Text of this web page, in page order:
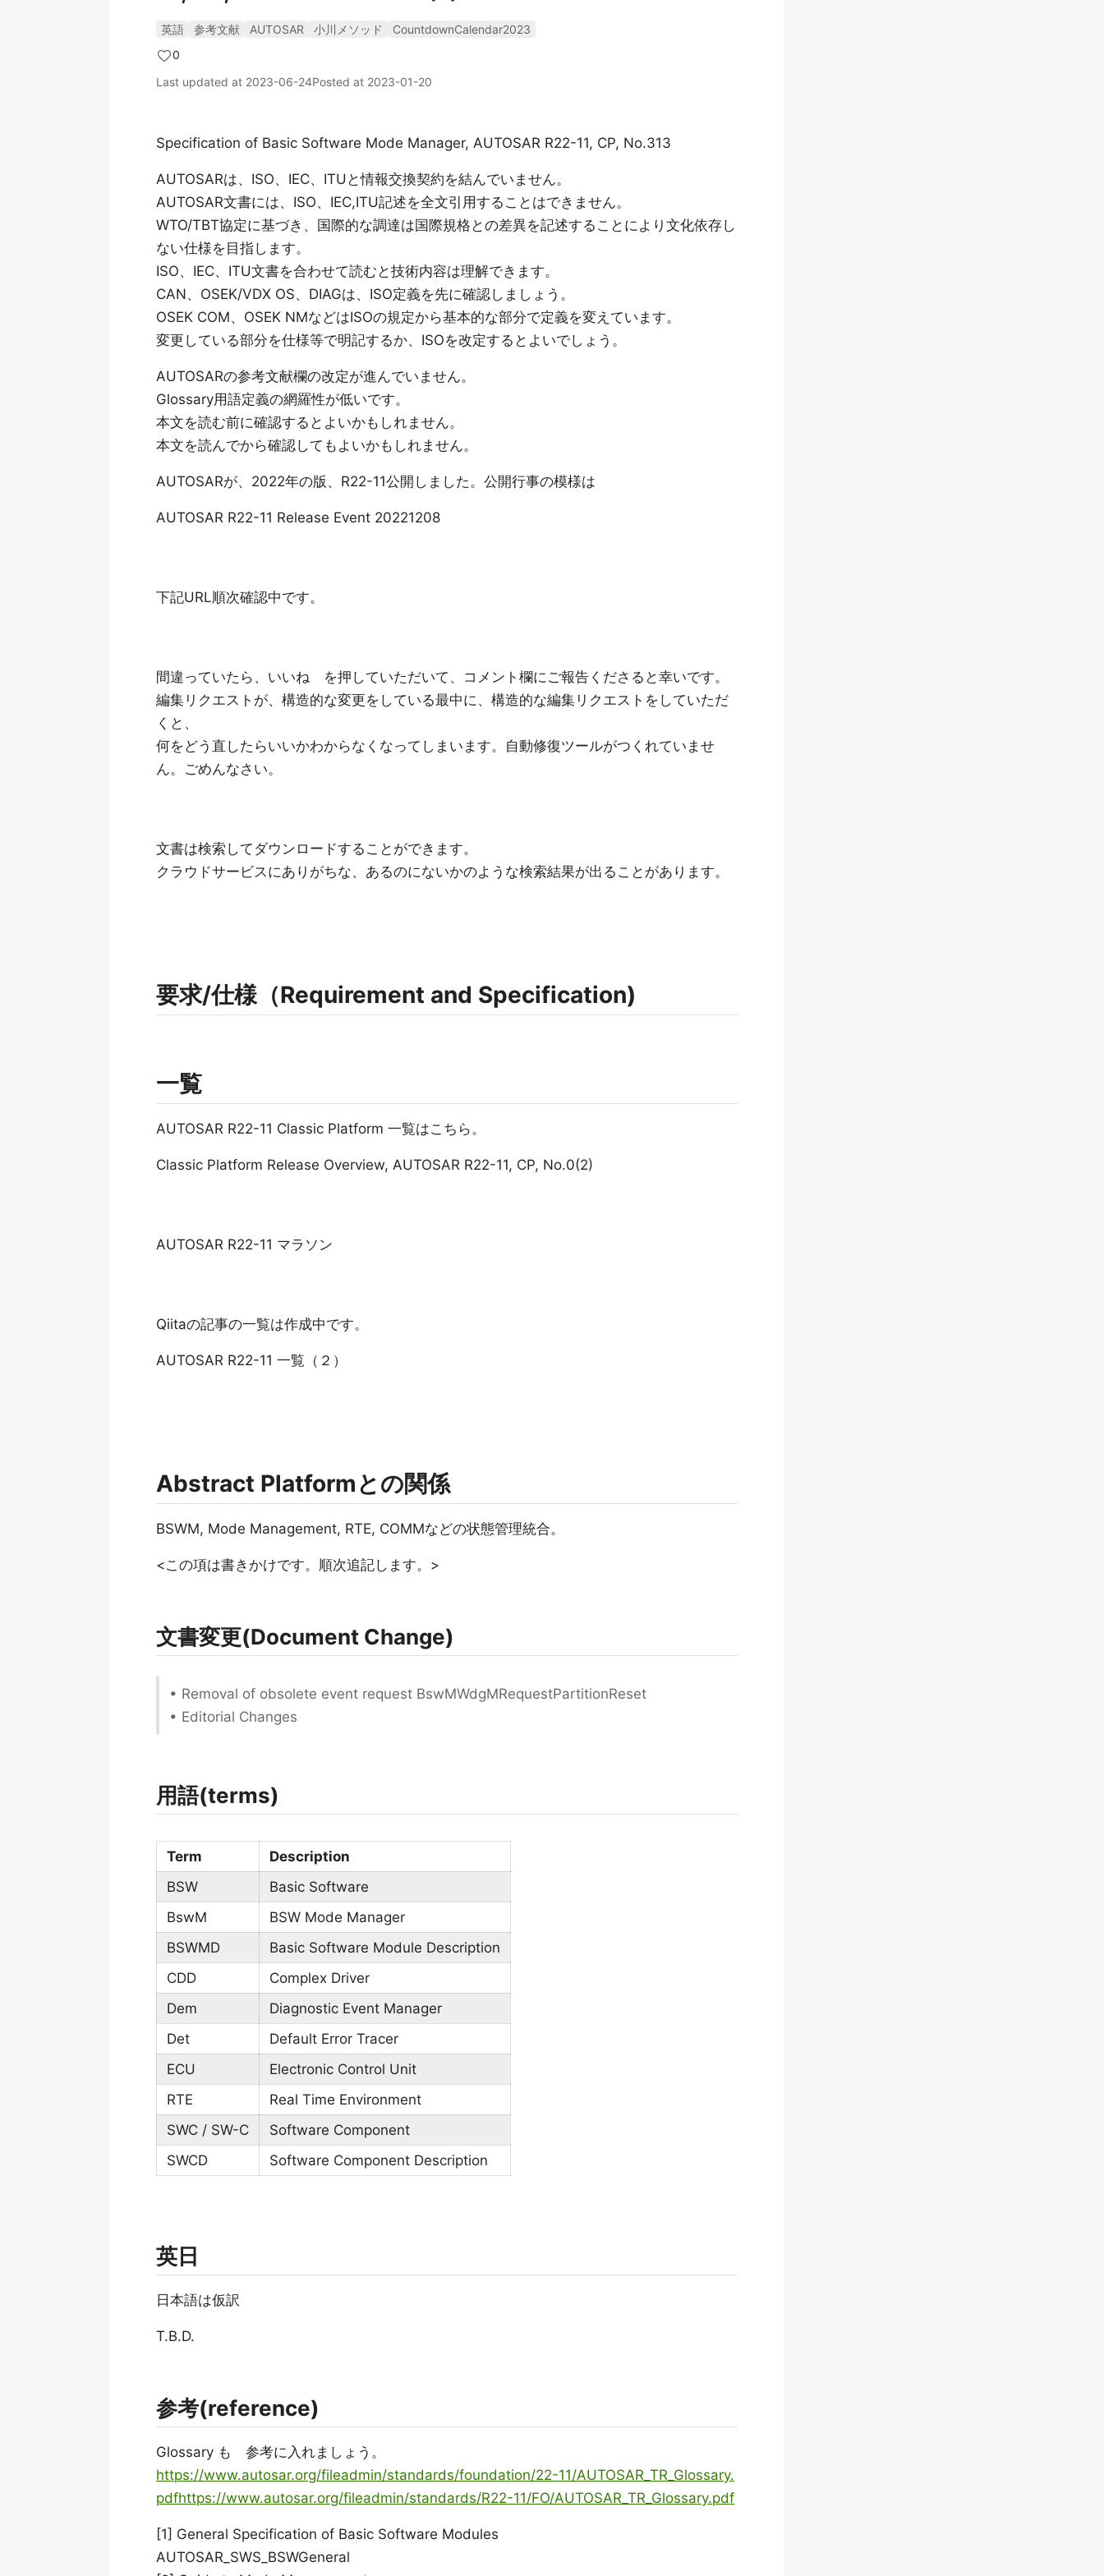
英語 参考文献 AUTOSAR 小川メソッド
CountdownCalendar2023
0
Last updated at 2023-06-24Posted at 2023-01-20
Specification of Basic Software Mode Manager, AUTOSAR R22-11, CP, No.313
AUTOSARは、ISO、IEC、ITUと情報交換契約を結んでいません。
AUTOSAR文書には、ISO、IEC,ITU記述を全文引用することはできません。
WTO/TBT協定に基づき、国際的な調達は国際規格との差異を記述することにより文化依存し
ない仕様を目指します。
ISO、IEC、ITU文書を合わせて読むと技術内容は理解できます。
CAN、OSEK/VDX OS、DIAGは、ISO定義を先に確認しましょう。
OSEK COM、OSEK NMなどはISOの規定から基本的な部分で定義を変えています。
変更している部分を仕様等で明記するか、ISOを改定するとよいでしょう。
AUTOSARの参考文献欄の改定が進んでいません。
Glossary用語定義の網羅性が低いです。
本文を読む前に確認するとよいかもしれません。
本文を読んでから確認してもよいかもしれません。
AUTOSARが、2022年の版、R22-11公開しました。公開行事の模様は
AUTOSAR R22-11 Release Event 20221208
下記URL順次確認中です。
間違っていたら、いいね を押していただいて、コメント欄にご報告くださると幸いです。
編集リクエストが、構造的な変更をしている最中に、構造的な編集リクエストをしていただ
くと、
何をどう直したらいいかわからなくなってしまいます。自動修復ツールがつくれていませ
ん。ごめんなさい。
文書は検索してダウンロードすることができます。
クラウドサービスにありがちな、あるのにないかのような検索結果が出ることがあります。
要求/仕様（Requirement and Specification)
一覧
AUTOSAR R22-11 Classic Platform 一覧はこちら。
Classic Platform Release Overview, AUTOSAR R22-11, CP, No.0(2)
AUTOSAR R22-11 マラソン
Qiitaの記事の一覧は作成中です。
AUTOSAR R22-11 一覧（２）
Abstract Platformとの関係
BSWM, Mode Management, RTE, COMMなどの状態管理統合。
<この項は書きかけです。順次追記します。>
文書変更(Document Change)
• Removal of obsolete event request BswMWdgMRequestPartitionReset
• Editorial Changes
用語(terms)
Term
Description
BSW
Basic Software
BswM
BSW Mode Manager
BSWMD
Basic Software Module Description
CDD
Complex Driver
Dem
Diagnostic Event Manager
Det
Default Error Tracer
ECU
Electronic Control Unit
RTE
Real Time Environment
SWC / SW-C
Software Component
SWCD
Software Component Description
英日
日本語は仮訳
T.B.D.
参考(reference)
Glossary も 参考に入れましょう。
https://www.autosar.org/fileadmin/standards/foundation/22-11/AUTOSAR_TR_Glossary.
pdfhttps://www.autosar.org/fileadmin/standards/R22-11/FO/AUTOSAR_TR_Glossary.pdf
[1] General Specification of Basic Software Modules
AUTOSAR_SWS_BSWGeneral